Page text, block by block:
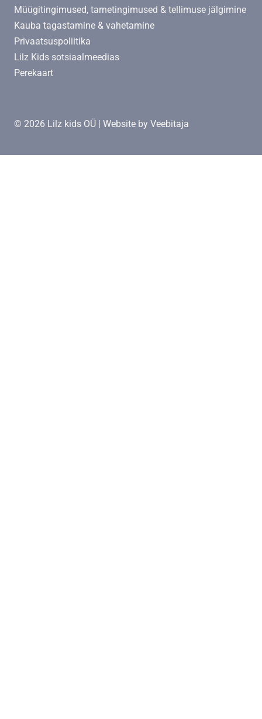
Müügitingimused, tarnetingimused & tellimuse jälgimine
Kauba tagastamine & vahetamine
Privaatsuspoliitika
Lilz Kids sotsiaalmeedias
Perekaart
© 2026 Lilz kids OÜ | Website by Veebitaja